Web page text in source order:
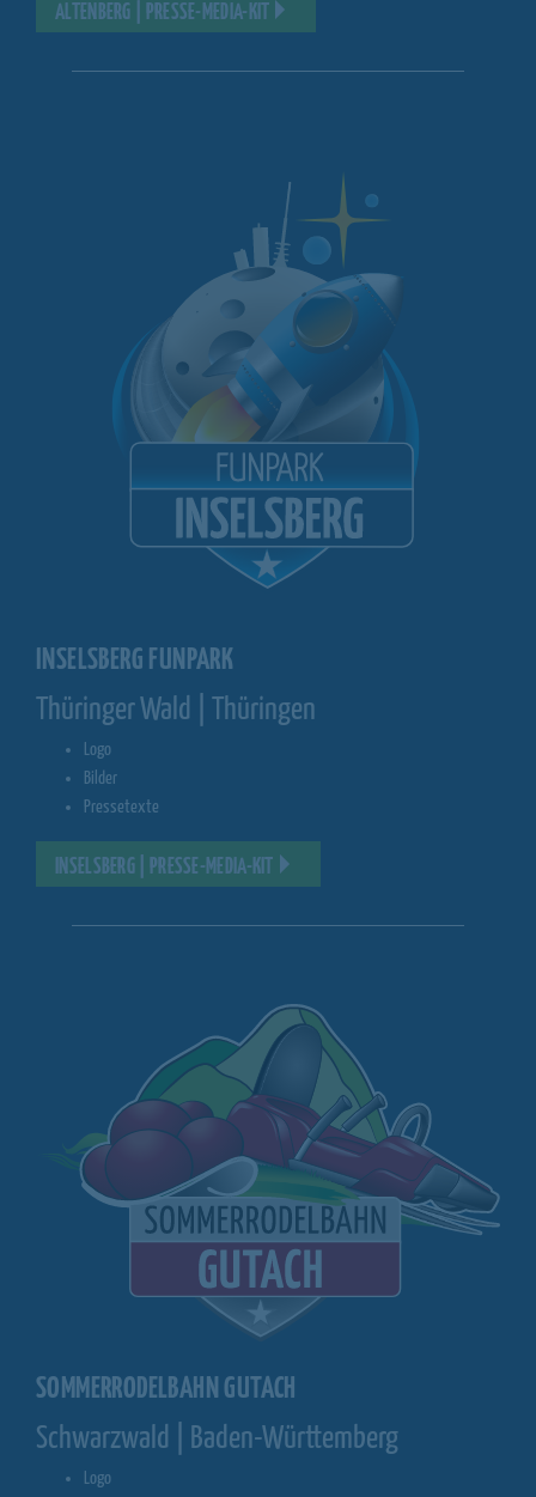
ALTENBERG | PRESSE-MEDIA-KIT
INSELSBERG FUNPARK
Thüringer Wald | Thüringen
Logo
Bilder
Pressetexte
INSELSBERG | PRESSE-MEDIA-KIT
SOMMERRODELBAHN GUTACH
Schwarzwald | Baden-Württemberg
Logo